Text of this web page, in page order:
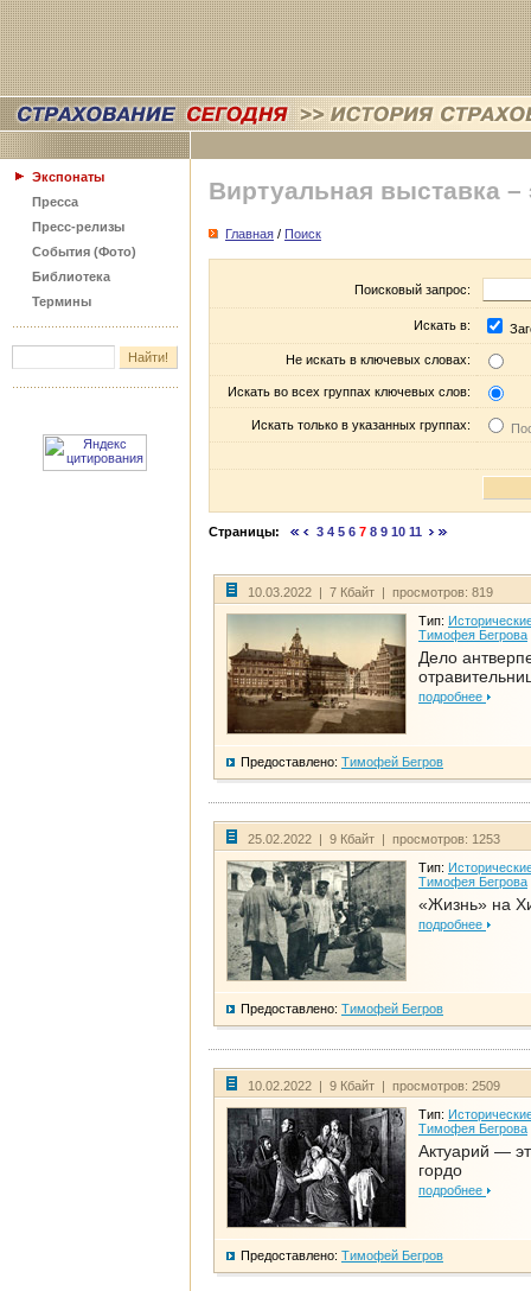
Экспонаты
Пресса
Пресс-релизы
События (Фото)
Библиотека
Термины
Виртуальная выставка –
Главная / Поиск
Поисковый запрос:
Искать в:
Не искать в ключевых словах:
Искать во всех группах ключевых слов:
Искать только в указанных группах:
Страницы: 3 4 5 6 7 8 9 10 11
10.03.2022 | 7 Кбайт | просмотров: 819
Тип:
Тимофея Бегрова
Дело
подробнее
Предоставлено: Тимофей Бегров
25.02.2022 | 9 Кбайт | просмотров: 1253
Тип:
Тимофея Бегрова
«Жизнь» на
подробнее
Предоставлено: Тимофей Бегров
10.02.2022 | 9 Кбайт | просмотров: 2509
Тип:
Тимофея Бегрова
Актуарий —
гордо
подробнее
Предоставлено: Тимофей Бегров